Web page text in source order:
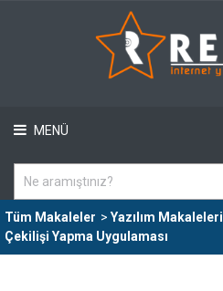
MENÜ
Tüm Makaleler > Yazılım Makaleleri
Çekilişi Yapma Uygulaması